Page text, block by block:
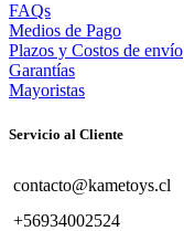
FAQs
Medios de Pago
Plazos y Costos de envío
Garantías
Mayoristas
Servicio al Cliente
contacto@kametoys.cl
+56934002524